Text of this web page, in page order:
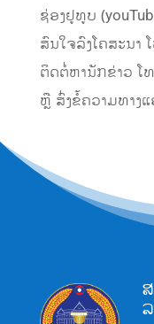
ຊ່ອງຢູທູບ
ສົນໃຈລົງໂຄສະນາ
ຕິດຕໍ່ຫານັກຂ່າວ ໂ
ຫຼື ສົ່ງຂໍ້ຄວາມທາງ